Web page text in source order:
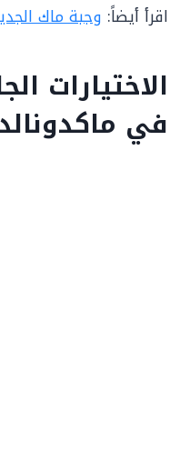
اقرأ أيضاً: وجبة ماك
الاختيارات
في